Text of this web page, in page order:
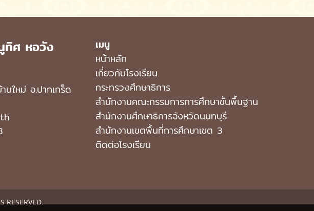
ทิศ หอวัง
ใหม่ อ.ปากเกร็ด
เมนู
หน้าหลัก
เกี่ยวกับโรงเรียน
กระทรวงศึกษาธิการ
สำนักงานคณะกรรมการการศึกษาขั้นพื้นฐาน
สำนักงานศึกษาธิการจังหวัดนนทบุรี
สำนักงานเขตพื้นที่การศึกษาเขต 3
ติดต่อโรงเรียน
RESERVED.